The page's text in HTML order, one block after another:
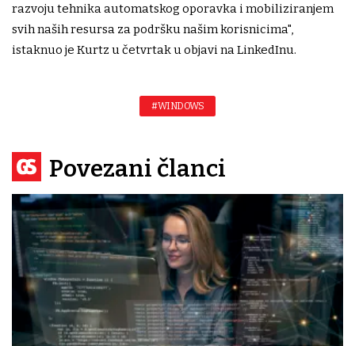
razvoju tehnika automatskog oporavka i mobiliziranjem
svih naših resursa za podršku našim korisnicima",
istaknuo je Kurtz u četvrtak u objavi na LinkedInu.
#WINDOWS
Povezani članci